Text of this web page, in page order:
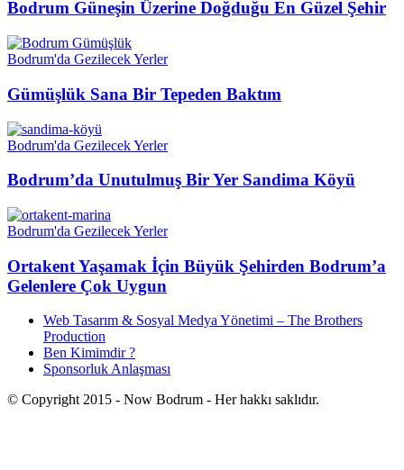
Bodrum Güneşin Üzerine Doğduğu En Güzel Şehir
Bodrum'da Gezilecek Yerler
Gümüşlük Sana Bir Tepeden Baktım
Bodrum'da Gezilecek Yerler
Bodrum’da Unutulmuş Bir Yer Sandima Köyü
Bodrum'da Gezilecek Yerler
Ortakent Yaşamak İçin Büyük Şehirden Bodrum’a
Gelenlere Çok Uygun
Web Tasarım & Sosyal Medya Yönetimi – The Brothers
Production
Ben Kimimdir ?
Sponsorluk Anlaşması
© Copyright 2015 - Now Bodrum - Her hakkı saklıdır.